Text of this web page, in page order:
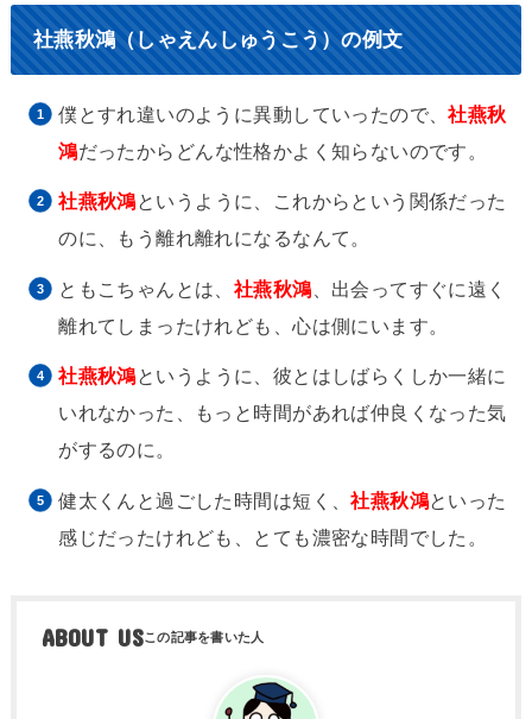
社燕秋鴻（しゃえんしゅうこう）の例文
僕とすれ違いのように異動していったので、社燕秋
鴻だったからどんな性格かよく知らないのです。
社燕秋鴻というように、これからという関係だった
のに、もう離れ離れになるなんて。
ともこちゃんとは、 社燕秋鴻 、出会ってすぐに遠く
離れてしまったけれども、心は側にいます。
社燕秋鴻というように、彼とはしばらくしか一緒に
いれなかった、もっと時間があれば仲良くなった気
がするのに。
健太くんと過ごした時間は短く、社燕秋鴻といった
感じだったけれども、とても濃密な時間でした。
ABOUT US